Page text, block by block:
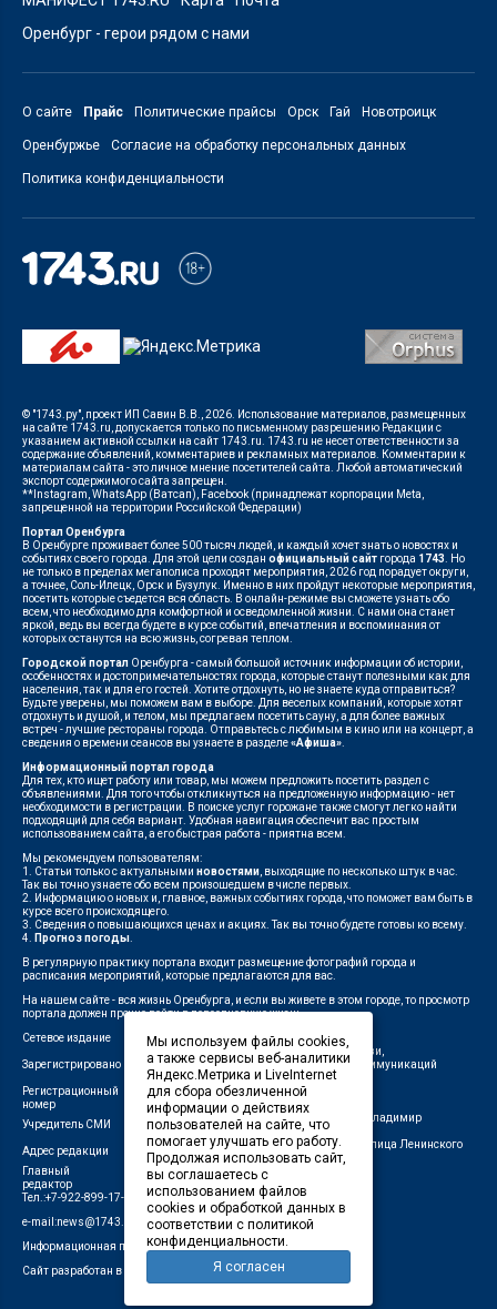
Оренбург - герои рядом с нами
О сайте Прайс Политические прайсы Орск Гай Новотроицк
Оренбуржье Согласие на обработку персональных данных
Политика конфиденциальности
© "1743.ру", проект ИП Савин В.В., 2026. Использование материалов, размещенных
на сайте 1743.ru, допускается только по письменному разрешению Редакции с
указанием активной ссылки на сайт 1743.ru. 1743.ru не несет ответственности за
содержание объявлений, комментариев и рекламных материалов. Комментарии к
материалам сайта - это личное мнение посетителей сайта. Любой автоматический
экспорт содержимого сайта запрещен.
**Instagram, WhatsApp (Ватсап), Facebook (принадлежат корпорации Meta,
запрещенной на территории Российской Федерации)
Портал Оренбурга
В Оренбурге проживает более 500 тысяч людей, и каждый хочет знать о новостях и
событиях своего города. Для этой цели создан официальный сайт города 1743 . Но
не только в пределах мегаполиса проходят мероприятия, 2026 год порадует округи,
а точнее, Соль-Илецк, Орск и Бузулук. Именно в них пройдут некоторые мероприятия,
посетить которые съедется вся область. В онлайн-режиме вы сможете узнать обо
всем, что необходимо для комфортной и осведомленной жизни. С нами она станет
яркой, ведь вы всегда будете в курсе событий, впечатления и воспоминания от
которых останутся на всю жизнь, согревая теплом.
Городской портал Оренбурга - самый большой источник информации об истории,
особенностях и достопримечательностях города, которые станут полезными как для
населения, так и для его гостей. Хотите отдохнуть, но не знаете куда отправиться?
Будьте уверены, мы поможем вам в выборе. Для веселых компаний, которые хотят
отдохнуть и душой, и телом, мы предлагаем посетить сауну, а для более важных
встреч - лучшие рестораны города. Отправьтесь с любимым в кино или на концерт, а
сведения о времени сеансов вы узнаете в разделе«Афиша»
Информационный портал города
Для тех, кто ищет работу или товар, мы можем предложить посетить раздел с
объявлениями. Для того чтобы откликнуться на предложенную информацию - нет
необходимости в регистрации. В поиске услуг горожане также смогут легко найти
подходящий для себя вариант. Удобная навигация обеспечит вас простым
использованием сайта, а его быстрая работа - приятна всем.
Мы рекомендуем пользователям:
1. Статьи только с актуальными новостями , выходящие по несколько штук в час.
Так вы точно узнаете обо всем произошедшем в числе первых.
2. Информацию о новых и, главное, важных событиях города, что поможет вам быть в
курсе всего происходящего.
3. Сведения о повышающихся ценах и акциях. Так вы точно будете готовы ко всему.
4.
Прогноз погоды
В регулярную практику портала входит размещение фотографий города и
расписания мероприятий, которые предлагаются для вас.
На нашем сайте - вся жизнь Оренбурга, и если вы живете в этом городе, то просмотр
портала должен прочно войти в повседневную жизнь.
Сетевое издание
"1743"
Зарегистрировано
Федеральной службой по надзору в сфере связи,
информационных технологий и массовых коммуникаций
(Роскомнадзор)
Регистрационный
номер
ЭЛ № ФС 77-75960 от 19.06.2019 г.
Учредитель СМИ
Индивидуальный предприниматель Савин Владимир
Валерьевич
Адрес редакции
462411, Оренбургская область, город Орск, улица Ленинского
Комсомола, д. 4-Б
Главный
редактор
Лещенко П.А.
Тел.:+7-922-899-17-43
e-mail:news@1743.ru
Информационная продукция СМИ — 18+ (запрещено для детей)
Сайт разработан в студии Маркер
Мы используем файлы cookies,
а также сервисы веб-аналитики
Яндекс.Метрика и LiveInternet
для сбора обезличенной
информации о действиях
пользователей на сайте, что
помогает улучшать его работу.
Продолжая использовать сайт,
вы соглашаетесь с
использованием файлов
cookies и обработкой данных в
соответствии с политикой
конфиденциальности.
Я согласен